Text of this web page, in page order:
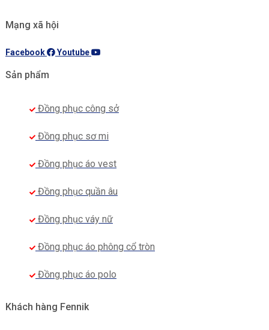
Mạng xã hội
Facebook Youtube
Sản phẩm
Đồng phục công sở
Đồng phục sơ mi
Đồng phục áo vest
Đồng phục quần âu
Đồng phục váy nữ
Đồng phục áo phông cổ tròn
Đồng phục áo polo
Khách hàng Fennik